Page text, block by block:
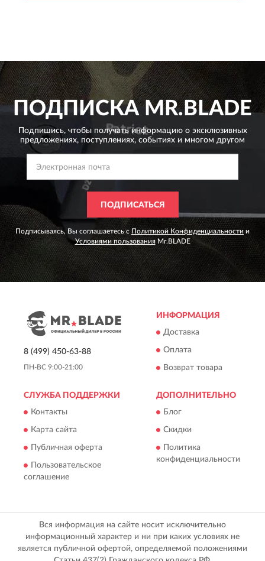
ПОДПИСКАMR.BLADE
Подпишись, чтобы получать информацию о эксклюзивных
предложениях, поступлениях, событиях и многом другом
ПОДПИСАТЬСЯ
Подписываясь, Вы соглашаетесь сПолитикой Конфиденциальности и
Условиями пользованияMr.BLADE
8 (499) 450-63-88
ПН-ВС 9:00-21:00
ИНФОРМАЦИЯ
Доставка
Оплата
Возврат товара
СЛУЖБА ПОДДЕРЖКИ
Контакты
Карта сайта
Публичная оферта
Пользовательское
соглашение
ДОПОЛНИТЕЛЬНО
Блог
Скидки
Политика
конфиденциальности
Вся информация на сайте носит исключительно
информационный характер и ни при каких условиях не
является публичной офертой, определяемой положениями